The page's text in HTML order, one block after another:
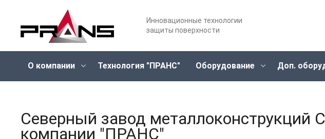
Инновационные технологии
защиты поверхности
О компании Технология "ПРАНС" Оборудование Доп.
Северный завод металлоконструкций
компании "ПРАНС"